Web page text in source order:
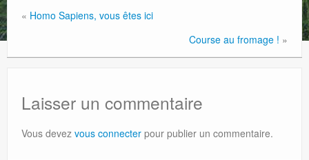
« Homo Sapiens, vous êtes ici
Course au fromage ! »
Laisser un commentaire
Vous devez vous connecter pour publier un commentaire.